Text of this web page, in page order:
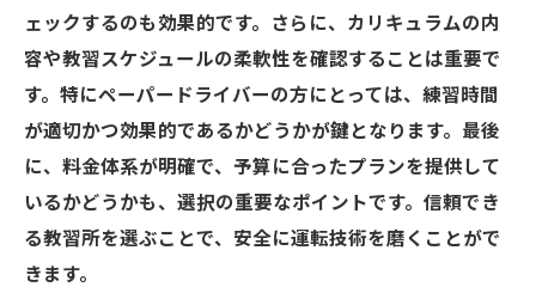
ェックするのも効果的です。さらに、カリキュラムの内
容や教習スケジュールの柔軟性を確認することは重要で
す。特にペーパードライバーの方にとっては、練習時間
が適切かつ効果的であるかどうかが鍵となります。最後
に、料金体系が明確で、予算に合ったプランを提供して
いるかどうかも、選択の重要なポイントです。信頼でき
る教習所を選ぶことで、安全に運転技術を磨くことがで
きます。